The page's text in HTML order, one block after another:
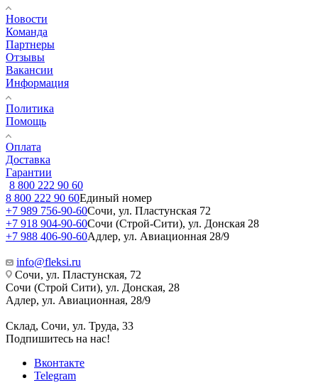
Новости
Команда
Партнеры
Отзывы
Вакансии
Информация
Политика
Помощь
Оплата
Доставка
Гарантии
8 800 222 90 60
8 800 222 90 60Единый номер
+7 989 756-90-60Сочи, ул. Пластунская 72
+7 918 904-90-60Сочи (Строй-Сити), ул. Донская 28
+7 988 406-90-60Адлер, ул. Авиационная 28/9
info@fleksi.ru
Сочи, ул. Пластунская, 72
Сочи (Строй Сити), ул. Донская, 28
Адлер, ул. Авиационная, 28/9
Склад, Сочи, ул. Труда, 33
Подпишитесь на нас!
Вконтакте
Telegram